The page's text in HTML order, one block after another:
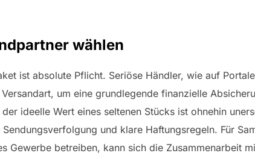
wählen
ist absolute Pflicht. Seriöse Händler, wie auf
um eine grundlegende finanzielle
ideelle Wert eines seltenen Stücks ist ohnehin
und klare Haftungsregeln. Für
Gewerbe betreiben, kann sich die Zusammenarbeit